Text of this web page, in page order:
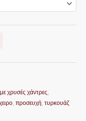
χρυσές χάντρες,
, προσευχή, τυρκουάζ